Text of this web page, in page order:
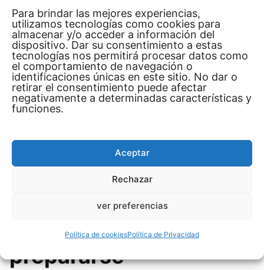
Para brindar las mejores experiencias,
utilizamos tecnologías como cookies para
almacenar y/o acceder a información del
dispositivo. Dar su consentimiento a estas
tecnologías nos permitirá procesar datos como
el comportamiento de navegación o
identificaciones únicas en este sitio. No dar o
retirar el consentimiento puede afectar
negativamente a determinadas características y
funciones.
Aceptar
Rechazar
ver preferencias
Política de cookiesPolítica de Privacidad
trato amable y platos ricos en sabor.
Si bien podrás encontrar opciones en
restaurantes turísticos, la experiencia
gastronómica más genuina se vive alejado de las
rutas más conocidas. Aprovecha cada comida
para explorar las texturas y sabores que la dieta
mediterránea tiene para ofrecer, celebrando con
Consejos prácticos
para turistas: Qué
llevar y cómo
prepararse